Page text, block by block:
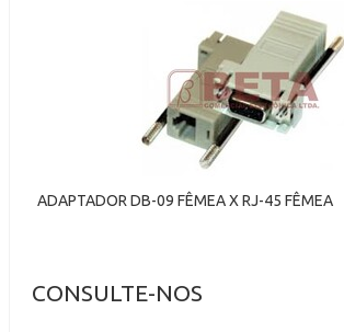
ADAPTADOR DB-09 FÊMEA X RJ-45 FÊMEA
CONSULTE-NOS